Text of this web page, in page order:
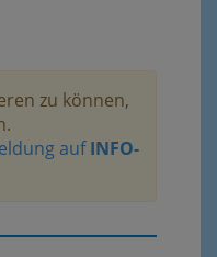
zu können,
aufINFO-